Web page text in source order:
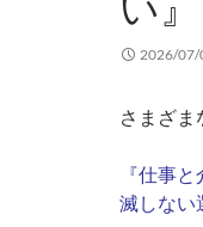
2026/07/
さまざ
『仕事
滅しない